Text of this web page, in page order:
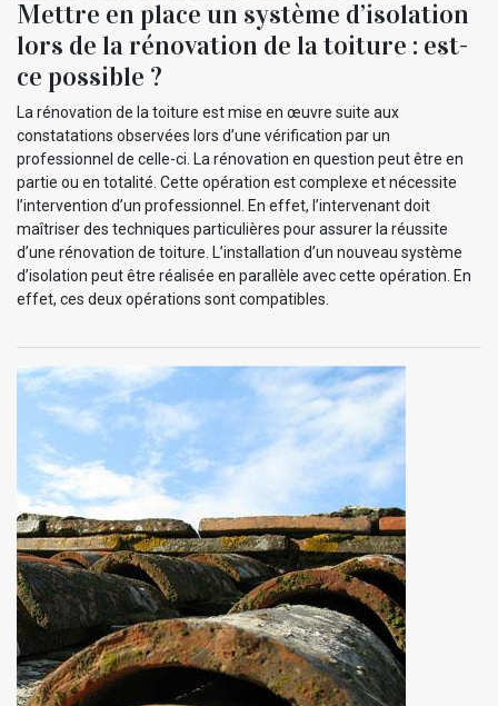
Mettre en place un système d’isolation
lors de la rénovation de la toiture : est-
ce possible ?
La rénovation de la toiture est mise en œuvre suite aux
constatations observées lors d’une vérification par un
professionnel de celle-ci. La rénovation en question peut être en
partie ou en totalité. Cette opération est complexe et nécessite
l’intervention d’un professionnel. En effet, l’intervenant doit
maîtriser des techniques particulières pour assurer la réussite
d’une rénovation de toiture. L’installation d’un nouveau système
d’isolation peut être réalisée en parallèle avec cette opération. En
effet, ces deux opérations sont compatibles.